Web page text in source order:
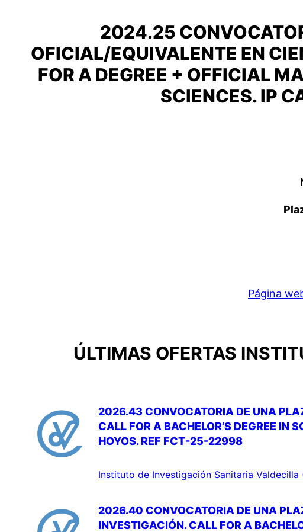
2024.25
OFICIAL/EQUIVALENTE EN
FOR A DEGREE + OFFICIAL
SCIENCES. IP
Página
ÚLTIMAS OFERTAS
2026.43 CONVOCATORIA DE UNA
CALL FOR A BACHELOR’S DEGREE IN
HOYOS. REF FCT-25-22998
Instituto de Investigación Sanitaria Valdecilla
2026.40 CONVOCATORIA DE UNA
INVESTIGACIÓN. CALL FOR A